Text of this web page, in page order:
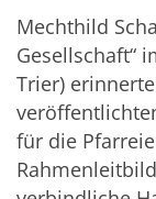
Mechthild
Gesellschaft“
Trier)
für die